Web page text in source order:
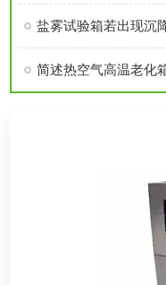
盐雾试验箱若出现沉
简述热空气高温老化